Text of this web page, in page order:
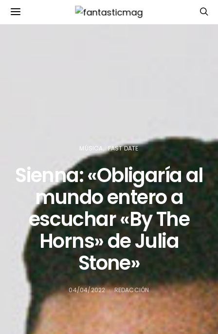
MÚSICA FAST DATE
Sienna: «Obligaría al
mundo entero a
escuchar «By The
Horns» de Julia
Stone»
04/04/2022 REDACCIÓN